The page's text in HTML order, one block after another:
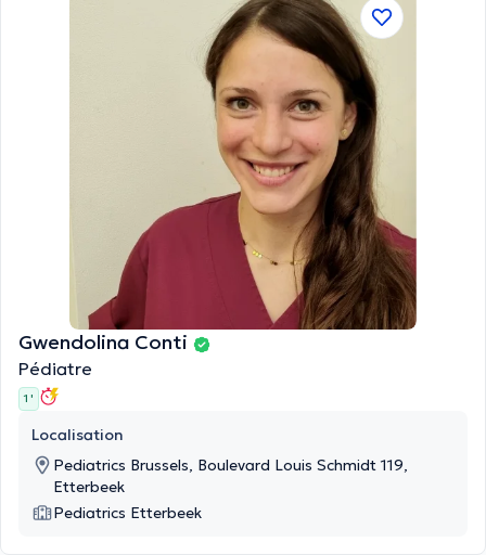
Gwendolina Conti
Pédiatre
1 '
Localisation
Pediatrics Brussels, Boulevard Louis Schmidt 119,
Etterbeek
Pediatrics Etterbeek